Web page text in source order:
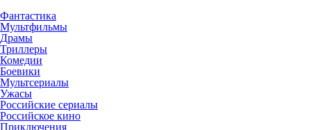
Фантастика
Мультфильмы
Драмы
Триллеры
Комедии
Боевики
Мультсериалы
Ужасы
Российские сериалы
Российское кино
Приключения